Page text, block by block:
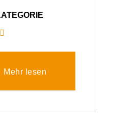
Mehr lesen